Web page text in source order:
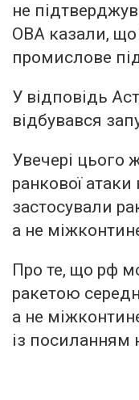
не
ОВА казали,
промислове
У відповідь
відбувався
Увечері цього
ранкової
застосували
а не
Про те, що рф
ракетою
а не
із посиланням